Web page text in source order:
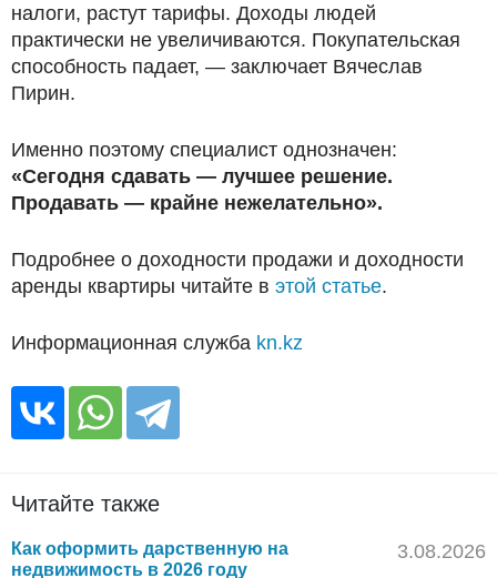
налоги, растут тарифы. Доходы людей
практически не увеличиваются. Покупательская
способность падает, — заключает Вячеслав
Пирин.
Именно поэтому специалист однозначен:
«Сегодня сдавать — лучшее решение.
Продавать — крайне нежелательно».
Подробнее о доходности продажи и доходности
аренды квартиры читайте в этой статье.
Информационная служба kn.kz
Читайте также
Как оформить дарственную на
недвижимость в 2026 году
3.08.2026